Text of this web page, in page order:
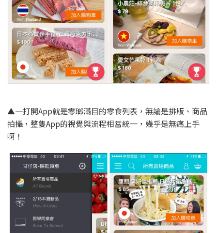
▲一打開App就是零瑯滿目的零食列表，無論是排版、商品
拍攝，整隻App的視覺與流程相當統一，幾乎是無痛上手
啊！